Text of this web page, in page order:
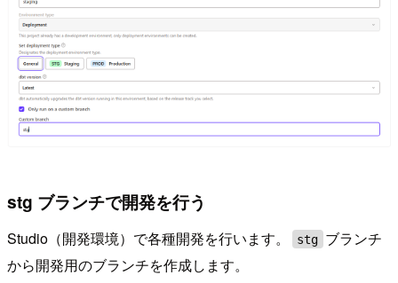
stg ブランチで開発を行う
Studio（開発環境）で各種開発を行います。 stg ブランチ
から開発用のブランチを作成します。